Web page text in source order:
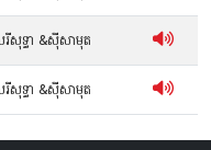
រីសុទ្ធា​ &ស៊ីសាមុត
រីសុទ្ធា​ &ស៊ីសាមុត